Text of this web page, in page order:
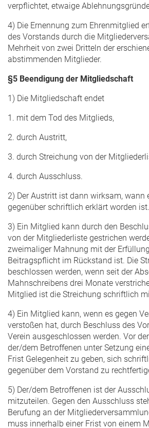
verpflichtet, etwaige
4) Die Ernennung zum Ehrenmitglied
des Vorstands durch die
Mehrheit von zwei Dritteln der
abstimmenden Mitglieder.
§5 Beendigung der Mitgliedschaft
1) Die Mitgliedschaft endet
1. mit dem Tod des Mitglieds,
2. durch Austritt,
3. durch Streichung von der
4. durch Ausschluss.
2) Der Austritt ist dann wirksam, wann
gegenüber schriftlich erklärt worden ist.
3) Ein Mitglied kann durch den
von der Mitgliederliste gestrichen
zweimaliger Mahnung mit der
Beitragspflicht im Rückstand ist. Die
beschlossen werden, wenn seit der
Mahnschreibens drei Monate
Mitglied ist die Streichung schriftlich
4) Ein Mitglied kann, wenn es gegen
verstoßen hat, durch Beschluss des
Verein ausgeschlossen werden. Vor
der/dem Betroffenen unter Setzung
Frist Gelegenheit zu geben, sich
gegenüber dem Vorstand zu
5) Der/dem Betroffenen ist der
mitzuteilen. Gegen den Ausschluss
Berufung an der
muss innerhalb einer Frist von einem